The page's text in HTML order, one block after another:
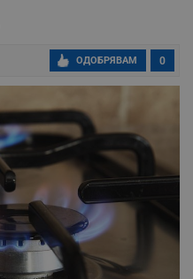
0
ОДОБРЯВАМ